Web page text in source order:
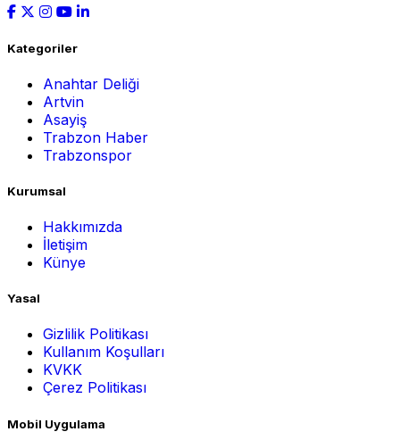
Kategoriler
Anahtar Deliği
Artvin
Asayiş
Trabzon Haber
Trabzonspor
Kurumsal
Hakkımızda
İletişim
Künye
Yasal
Gizlilik Politikası
Kullanım Koşulları
KVKK
Çerez Politikası
Mobil Uygulama